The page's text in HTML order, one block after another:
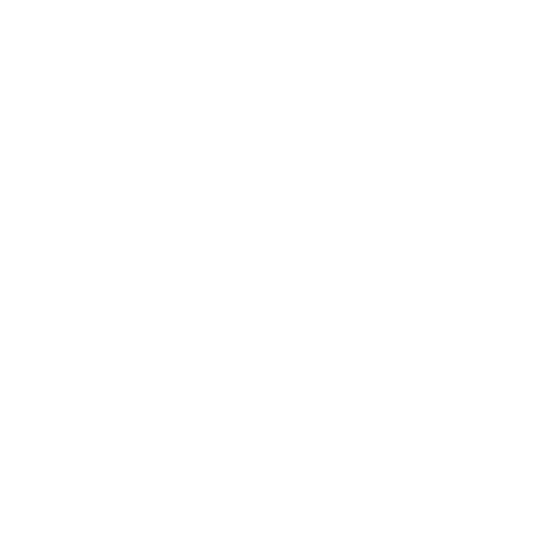
Arasa. Leia nossos conteúdos!
Arasa. Leia nossos conteúdos!